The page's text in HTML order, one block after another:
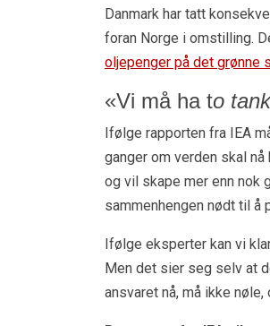
Danmark har tatt
foran Norge i omstilling.
oljepenger på det
«Vi må ha to
Ifølge rapporten fra IEA
ganger om verden skal
og vil skape mer enn nok
sammenhengen nødt til å
Ifølge eksperter kan vi
Men det sier seg selv at
ansvaret nå, må ikke